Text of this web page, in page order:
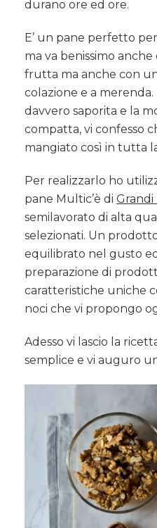
durano ore ed ore.
E’ un pane perfetto
ma va benissimo
frutta ma anche con
colazione e a
davvero saporita e la
compatta, vi confesso
mangiato così in tutta
Per realizzarlo ho
pane Multic’è di Grandi
semilavorato di alta
selezionati. Un
equilibrato nel gusto
preparazione di
caratteristiche uniche
noci che vi propongo
Adesso vi lascio la
semplice e vi auguro